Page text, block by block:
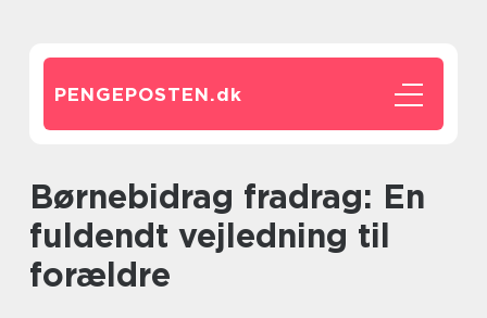
PENGEPOSTEN.dk
Børnebidrag fradrag: En
fuldendt vejledning til
forældre